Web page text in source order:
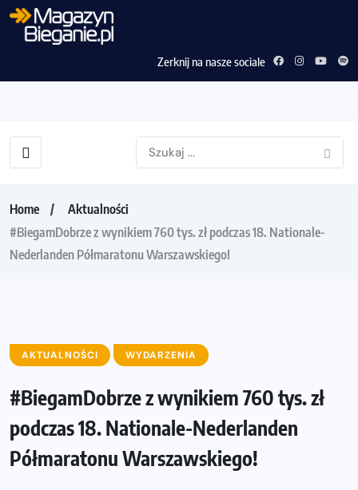
Zerknij na nasze sociale
Home
Aktualności
#BiegamDobrze z wynikiem 760 tys. zł podczas 18. Nationale-
Nederlanden Półmaratonu Warszawskiego!
AKTUALNOŚCI WYDARZENIA
#BiegamDobrze z wynikiem 760 tys. zł
podczas 18. Nationale-Nederlanden
Półmaratonu Warszawskiego!